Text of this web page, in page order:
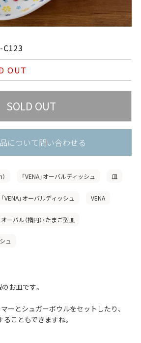
C123
OUT
について問い合わせる
「VENA」オーバルディッシュ 皿
「VENA」オーバルディッシュ VENA
オーバル（楕円）・たまご型皿
ュ
お皿です。
ーとシュガーボウルをセットしたり、
こともできますね。